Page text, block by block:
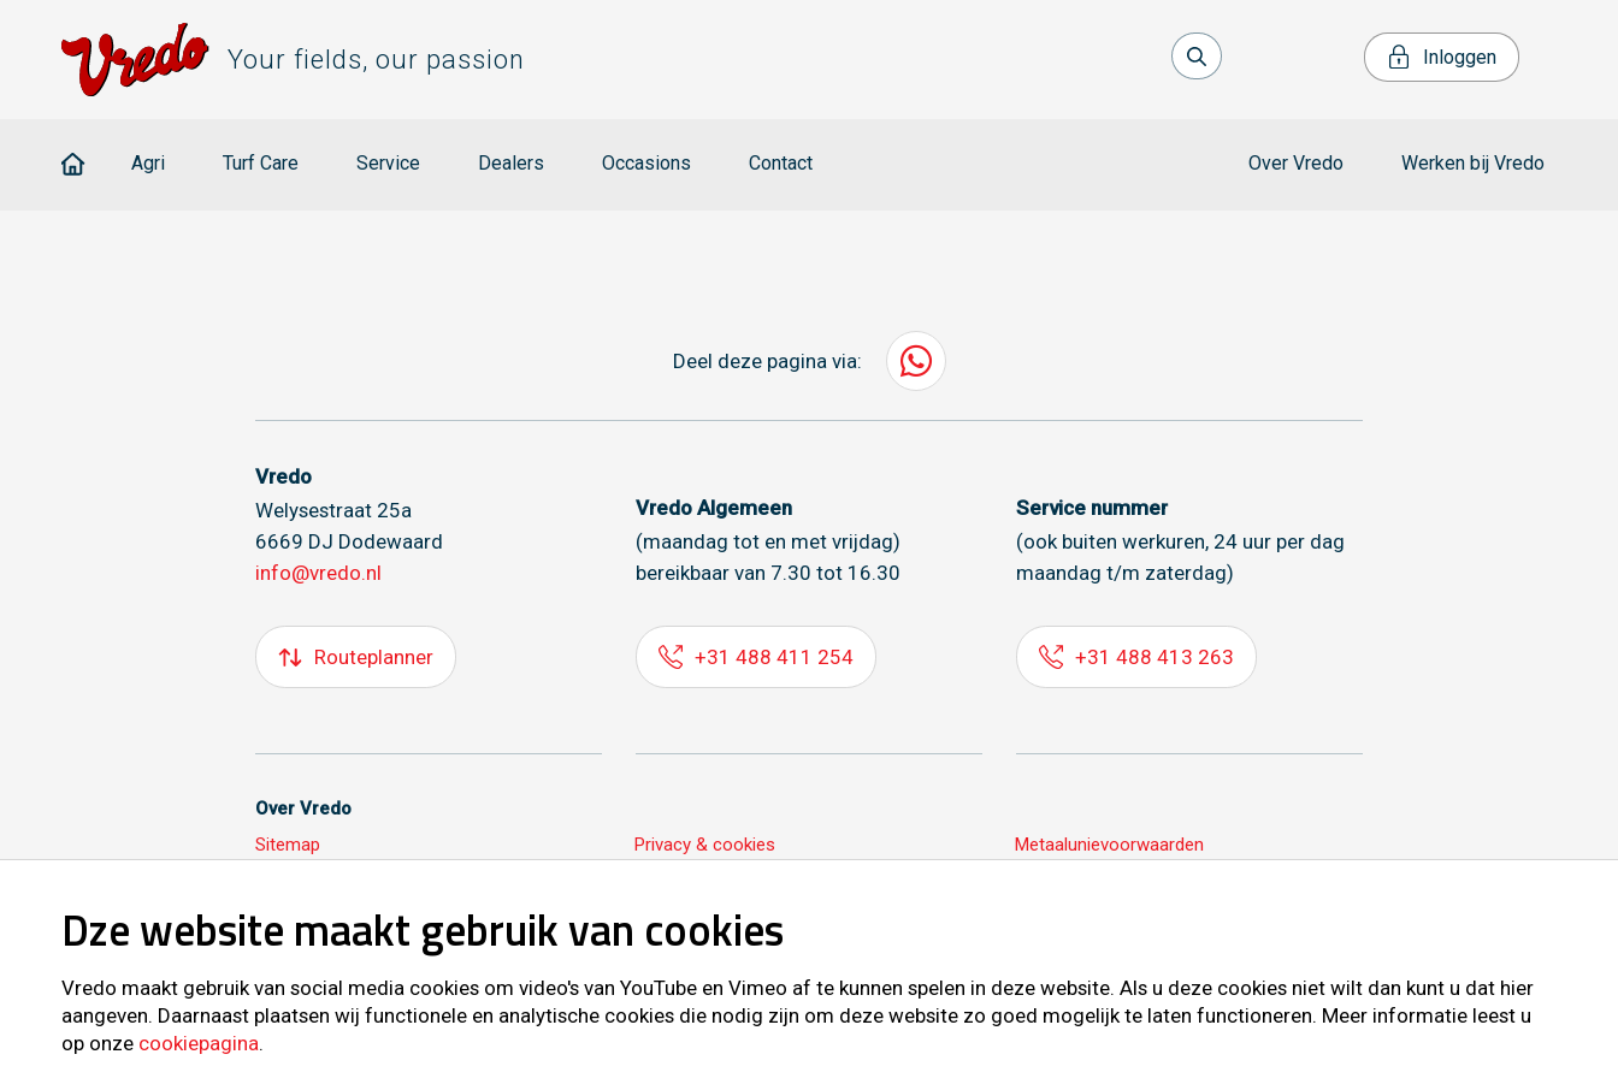
Your fields, our passion Inloggen
Agri Turf Care Service Dealers Occasions Contact Over Vredo Werken bij Vredo
Deel deze pagina via:
Vredo
Welysestraat 25a
6669 DJ Dodewaard
info@vredo.nl
Routeplanner
Vredo Algemeen
(maandag tot en met vrijdag)
bereikbaar van 7.30 tot 16.30
+31 488 411 254
Service nummer
(ook buiten werkuren, 24 uur per dag
maandag t/m zaterdag)
+31 488 413 263
Over Vredo
Sitemap
Privacy & cookies Metaalunievoorwaarden
Volg ons ook op
Dze website maakt gebruik van cookies
Vredo maakt gebruik van social media cookies om video's van YouTube en Vimeo af te kunnen spelen in deze website. Als u deze cookies niet wilt dan kunt u dat hier
aangeven. Daarnaast plaatsen wij functionele en analytische cookies die nodig zijn om deze website zo goed mogelijk te laten functioneren. Meer informatie leest u
op onze cookiepagina.